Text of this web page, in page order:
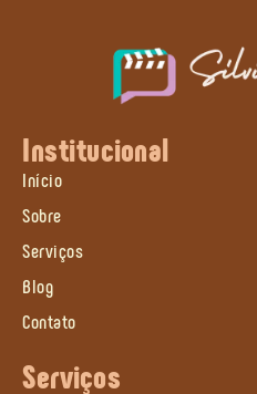
Institucional
Início
Sobre
Serviços
Blog
Contato
Serviços